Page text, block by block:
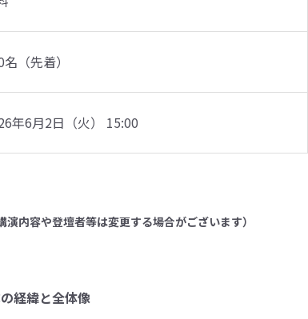
（先着）
年6月2日（火） 15:00
演内容や登壇者等は変更する場合がございます）
経緯と全体像